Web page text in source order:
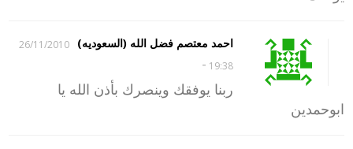
احمد معتصم فضل الله (السعوديه)
26/11/2010
19:38
-
ربنا يوفقك وينصرك بأذن الله يا
ابوحمدين